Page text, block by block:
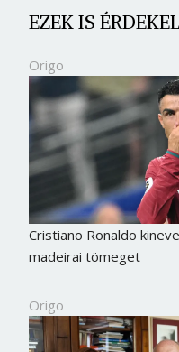
EZEK IS
Origo
Cristiano Ronaldo
madeirai tömeget
Origo